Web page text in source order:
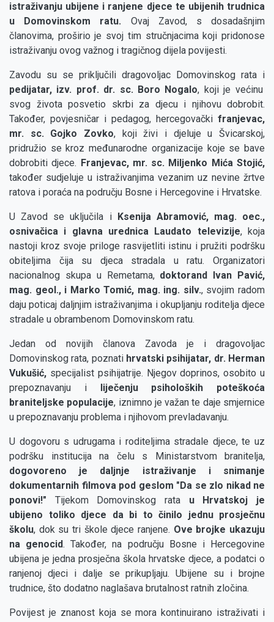
istraživanju ubijene i ranjene djece te ubijenih trudnica
u Domovinskom ratu. Ovaj Zavod, s dosadašnjim
članovima, proširio je svoj tim stručnjacima koji pridonose
istraživanju ovog važnog i tragičnog dijela povijesti.
Zavodu su se priključili dragovoljac Domovinskog rata i
pedijatar, izv. prof. dr. sc. Boro Nogalo, koji je većinu
svog života posvetio skrbi za djecu i njihovu dobrobit.
Također, povjesničar i pedagog, hercegovački franjevac,
mr. sc. Gojko Zovko, koji živi i djeluje u Švicarskoj,
pridružio se kroz međunarodne organizacije koje se bave
dobrobiti djece. Franjevac, mr. sc. Miljenko Mića Stojić,
također sudjeluje u istraživanjima vezanim uz nevine žrtve
ratova i poraća na području Bosne i Hercegovine i Hrvatske.
U Zavod se uključila iKsenija Abramović, mag. oec.,
osnivačica i glavna urednica Laudato televizije, koja
nastoji kroz svoje priloge rasvijetliti istinu i pružiti podršku
obiteljima čija su djeca stradala u ratu. Organizatori
nacionalnog skupa u Remetama, doktorand Ivan Pavić,
mag. geol., i Marko Tomić, mag. ing. silv., svojim radom
daju poticaj daljnjim istraživanjima i okupljanju roditelja djece
stradale u obrambenom Domovinskom ratu.
Jedan od novijih članova Zavoda je i dragovoljac
Domovinskog rata, poznati hrvatski psihijatar, dr. Herman
Vukušić, specijalist psihijatrije. Njegov doprinos, osobito u
prepoznavanju i
liječenju psiholoških poteškoća
braniteljske populacije, iznimno je važan te daje smjernice
u prepoznavanju problema i njihovom prevladavanju.
U dogovoru s udrugama i roditeljima stradale djece, te uz
podršku institucija na čelu s Ministarstvom branitelja,
dogovoreno je daljnje istraživanje i snimanje
dokumentarnih filmova pod geslom "Da se zlo nikad ne
ponovi!" Tijekom Domovinskog rata u Hrvatskoj je
ubijeno toliko djece da bi to činilo jednu prosječnu
školu, dok su tri škole djece ranjene. Ove brojke ukazuju
na genocid. Također, na području Bosne i Hercegovine
ubijena je jedna prosječna škola hrvatske djece, a podatci o
ranjenoj djeci i dalje se prikupljaju. Ubijene su i brojne
trudnice, što dodatno naglašava brutalnost ratnih zločina.
Povijest je znanost koja se mora kontinuirano istraživati i